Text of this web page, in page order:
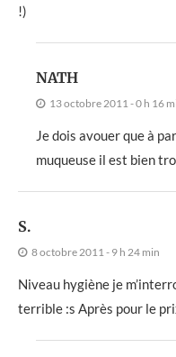
!)
NATH
13 octobre 2011 - 0 h 16
Je dois avouer que à
muqueuse il est bien
S.
8 octobre 2011 - 9 h 24 min
Niveau hygiène je
terrible :s Après pour le